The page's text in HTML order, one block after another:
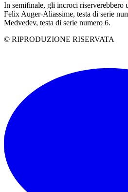
In semifinale, gli incroci riserverebbero
Felix Auger-Aliassime, testa di serie
Medvedev, testa di serie numero 6.
© RIPRODUZIONE RISERVATA